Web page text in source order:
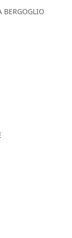
BERGOGLIO